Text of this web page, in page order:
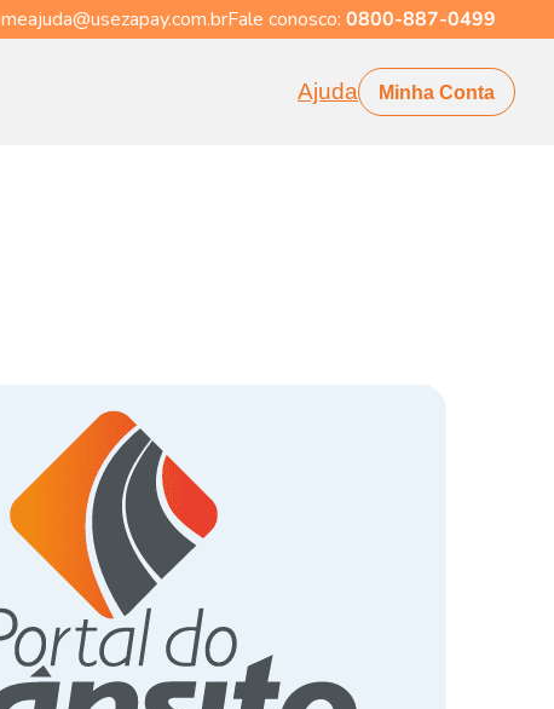
meajuda@usezapay.com.brFale conosco: 0800-887-0499
Ajuda Minha Conta